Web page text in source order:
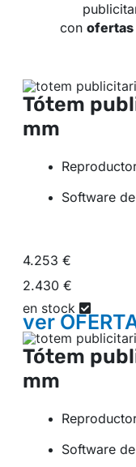
con ofertas
Tótem
mm
Software
4.253 €
2.430 €
en stock
ver
Tótem
mm
Software